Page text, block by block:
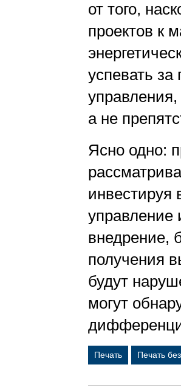
от того,
проектов к
успевать за
управления,
а не
Ясно одно:
управление
внедрение,
получения
будут
могут
Печать Печать